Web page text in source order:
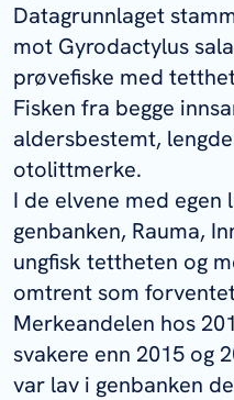
Datagrunnlaget
mot Gyrodactylus
prøvefiske med
Fisken fra begge
aldersbestemt,
otolittmerke.
I de elvene med egen
genbanken, Rauma,
ungfisk tettheten og
omtrent som
Merkeandelen hos
svakere enn 2015 og
var lav i genbanken